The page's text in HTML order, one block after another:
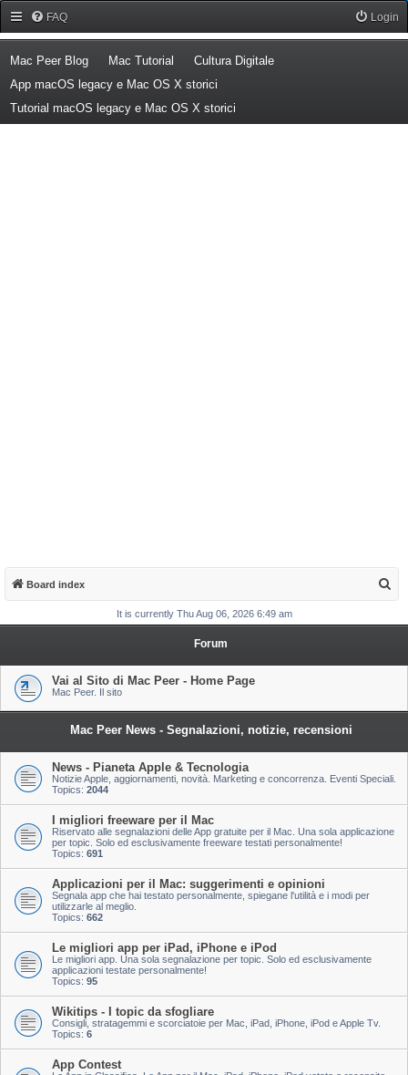
FAQ Login
Mac Peer Blog(Opens a new tab)
Mac Tutorial (Opens a new tab)
Cultura Digitale(Opens a new tab)
App macOS legacy e Mac OS X storici
Tutorial macOS legacy e Mac OS X storici
Board index
a
It is currently Thu Aug 06, 2026 6:49 am
Forum
Vai al Sito di Mac Peer - Home Page
Mac Peer. Il sito
Mac Peer News - Segnalazioni, notizie, recensioni
News - Pianeta Apple & Tecnologia
Notizie Apple, aggiornamenti, novità. Marketing e concorrenza. Eventi Speciali.
Topics: 2044
I migliori freeware per il Mac
Riservato alle segnalazioni delle App gratuite per il Mac. Una sola applicazione
per topic. Solo ed esclusivamente freeware testati personalmente!
Topics: 691
Applicazioni per il Mac: suggerimenti e opinioni
Segnala app che hai testato personalmente, spiegane l'utilità e i modi per
utilizzarle al meglio.
Topics: 662
Le migliori app per iPad, iPhone e iPod
Le migliori app. Una sola segnalazione per topic. Solo ed esclusivamente
applicazioni testate personalmente!
Topics: 95
Wikitips - I topic da sfogliare
Consigli, stratagemmi e scorciatoie per Mac, iPad, iPhone, iPod e Apple Tv.
Topics: 6
App Contest